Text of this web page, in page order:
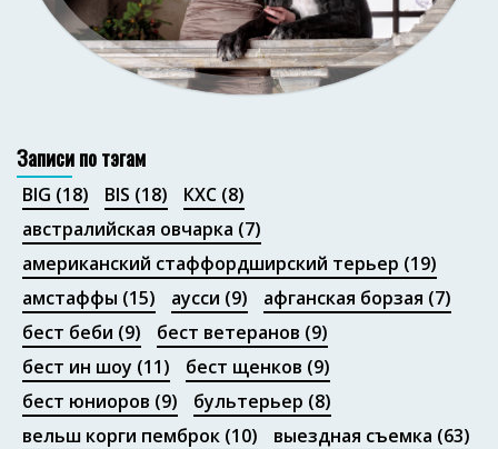
Записи по тэгам
BIG (18) BIS (18) КХС (8)
австралийская овчарка (7)
американский стаффордширский терьер (19)
амстаффы (15) аусси (9) афганская борзая (7)
бест беби (9) бест ветеранов (9)
бест ин шоу (11) бест щенков (9)
бест юниоров (9) бультерьер (8)
вельш корги пемброк (10) выездная съемка (63)